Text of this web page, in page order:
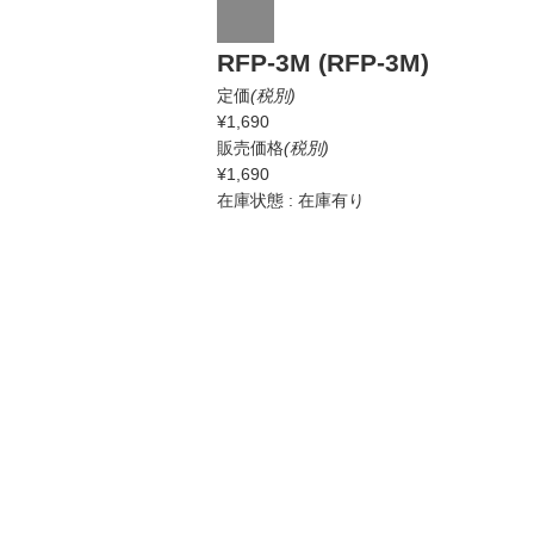
RFP-3M (RFP-3M)
定価(税別)
¥1,690
販売価格(税別)
¥1,690
在庫状態 : 在庫有り